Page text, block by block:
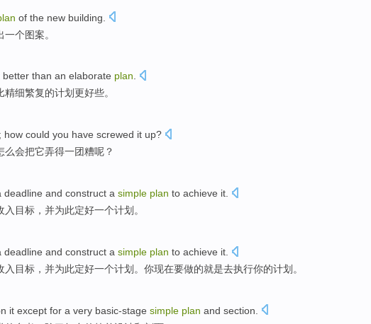
of the new building.
一个图案。
better than an elaborate plan.
精细繁复的计划更好些。
; how could you have screwed it up?
么会把它弄得一团糟呢？
deadline and construct a simple plan to achieve it
入 目标 ， 并为此定好一个计划 。
deadline and construct a simple plan to achieve it.
入 目标 ， 并为此定好一个计划 。你现在要做的就是去执行你的计划。
it except for a very basic-stage simple plan and section